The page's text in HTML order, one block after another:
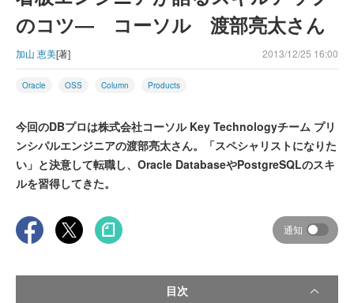
のコツ― コーソル 渡部亮太さん
加山 恵美[著] 2013/12/25 16:00
Oracle OSS Column Products
今回のDBプロは株式会社コーソル Key Technologyチーム プリ
ンシパルエンジニアの渡部亮太さん。「スペシャリストになりた
い」と決意して転職し、Oracle DatabaseやPostgreSQLのスキ
ルを習得してきた。
通知
目次